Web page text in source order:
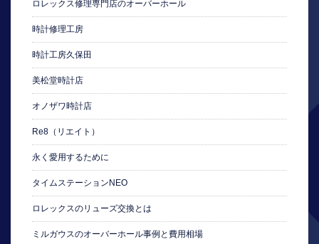
ロレックス修理専門店のオーバーホール
時計修理工房
時計工房久保田
美松堂時計店
オノザワ時計店
Re8（リエイト）
永く愛用するために
タイムステーションNEO
ロレックスのリューズ交換とは
ミルガウスのオーバーホール事例と費用相場